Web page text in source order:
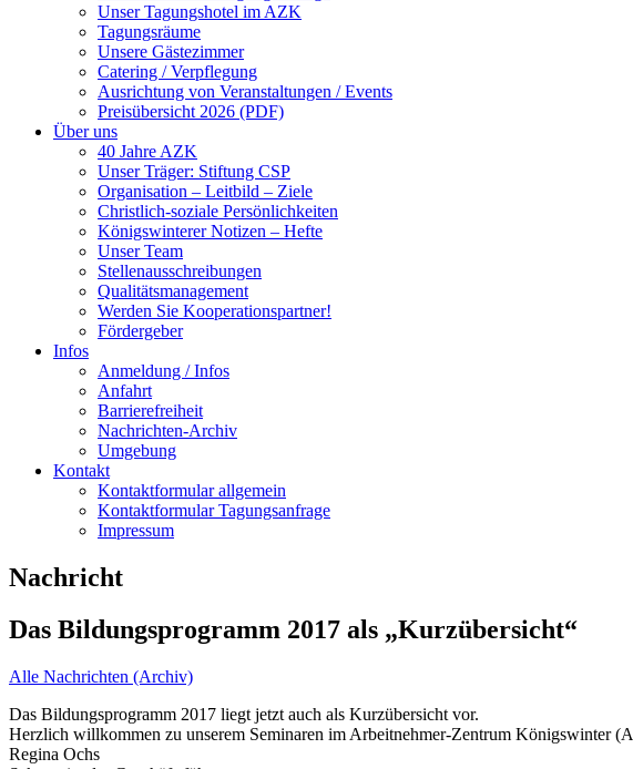
Unser Tagungshotel im AZK
Tagungsräume
Unsere Gästezimmer
Catering / Verpflegung
Ausrichtung von Veranstaltungen / Events
Preisübersicht 2026 (PDF)
Über uns
40 Jahre AZK
Unser Träger: Stiftung CSP
Organisation – Leitbild – Ziele
Christlich-soziale Persönlichkeiten
Königswinterer Notizen – Hefte
Unser Team
Stellenausschreibungen
Qualitätsmanagement
Werden Sie Kooperationspartner!
Fördergeber
Infos
Anmeldung / Infos
Anfahrt
Barrierefreiheit
Nachrichten-Archiv
Umgebung
Kontakt
Kontaktformular allgemein
Kontaktformular Tagungsanfrage
Impressum
Nachricht
Das Bildungsprogramm 2017 als „Kurzübersicht“
Alle Nachrichten (Archiv)
Das Bildungsprogramm 2017 liegt jetzt auch als Kurzübersicht vor.
Herzlich willkommen zu unserem Seminaren im Arbeitnehmer-Zentrum Königswinter
Regina Ochs